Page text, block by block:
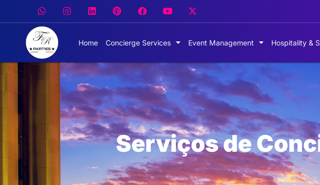
Home Concierge Services Event Management Hospitality &
Serviços de